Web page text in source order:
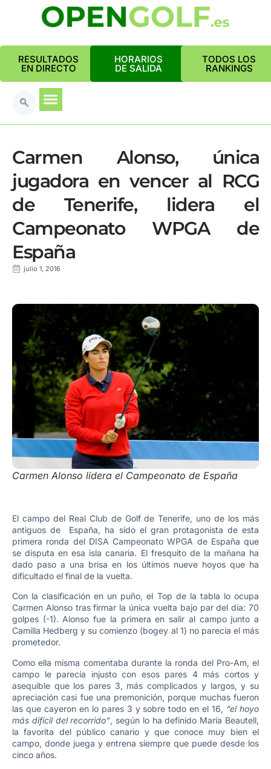
RESULTADOS
EN DIRECTO
HORARIOS
DE SALIDA
TODOS LOS
RANKINGS
Carmen Alonso, única
jugadora en vencer al RCG
de Tenerife, lidera el
Campeonato WPGA de
España
julio 1, 2016
Carmen Alonso lidera el Campeonato de España
El campo del Real Club de Golf de Tenerife, uno de los más
antiguos de España, ha sido el gran protagonista de esta
primera ronda del DISA Campeonato WPGA de España que
se disputa en esa isla canaria. El fresquito de la mañana ha
dado paso a una brisa en los últimos nueve hoyos que ha
dificultado el final de la vuelta.
Con la clasificación en un puño, el Top de la tabla lo ocupa
Carmen Alonso tras firmar la única vuelta bajo par del día: 70
golpes (-1). Alonso fue la primera en salir al campo junto a
Camilla Hedberg y su comienzo (bogey al 1) no parecía el más
prometedor.
Como ella misma comentaba durante la ronda del Pro-Am, el
campo le parecía injusto con esos pares 4 más cortos y
asequible que los pares 3, más complicados y largos, y su
apreciación casi fue una premonición, porque muchas fueron
las que cayeron en lo pares 3 y sobre todo en el 16, “el hoyo
más difícil del recorrido”, según lo ha definido María Beautell,
la favorita del público canario y que conoce muy bien el
campo, donde juega y entrena siempre que puede desde los
cinco años.